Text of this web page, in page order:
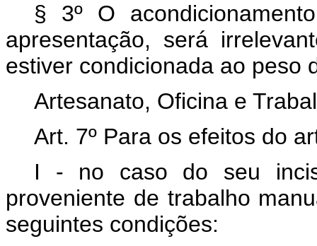
§ 3º O
apresentação, será
estiver condicionada ao peso
Artesanato, Oficina e
Art. 7º Para os efeitos do
I - no caso do seu
proveniente de trabalho
seguintes condições: